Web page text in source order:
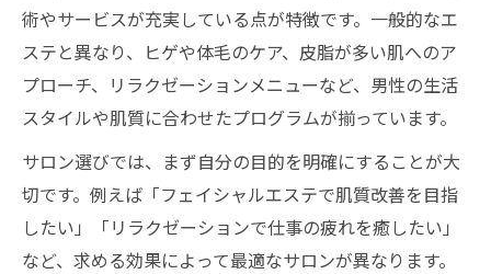
術やサービスが充実している点が特徴です。一般的なエ
ステと異なり、ヒゲや体毛のケア、皮脂が多い肌へのア
プローチ、リラクゼーションメニューなど、男性の生活
スタイルや肌質に合わせたプログラムが揃っています。
サロン選びでは、まず自分の目的を明確にすることが大
切です。例えば「フェイシャルエステで肌質改善を目指
したい」「リラクゼーションで仕事の疲れを癒したい」
など、求める効果によって最適なサロンが異なります。